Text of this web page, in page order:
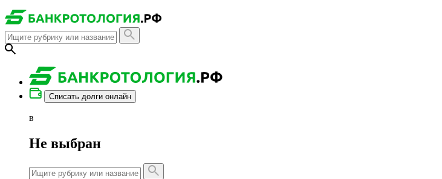
Списать долги онлайн
в
Не выбран